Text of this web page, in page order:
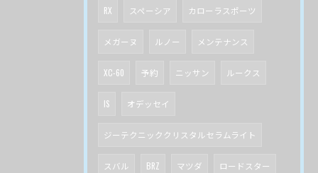
RX スペーシア カローラスポーツ
メガーヌ ルノー メンテナンス
XC-60 予約 ニッサン ルークス
IS オデッセイ
ジーテクニッククリスタルセラムライト
スバル BRZ マツダ ロードスター